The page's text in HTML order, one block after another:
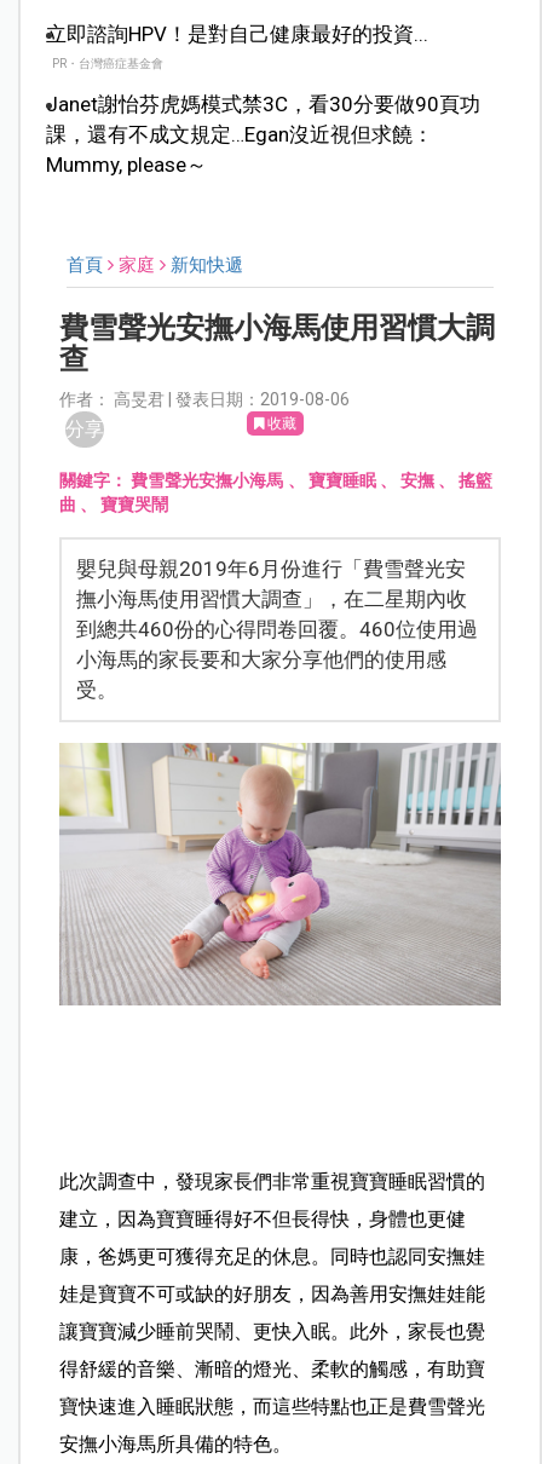
立即諮詢HPV！是對自己健康最好的投資...
PR・台灣癌症基金會
Janet謝怡芬虎媽模式禁3C，看30分要做90頁功
課，還有不成文規定…Egan沒近視但求饒：
Mummy, please～
首頁 家庭 新知快遞
費雪聲光安撫小海馬使用習慣大調
查
作者： 高旻君 | 發表日期：2019-08-06
分享 收藏
關鍵字：費雪聲光安撫小海馬 、 寶寶睡眠、 安撫、 搖籃
曲 、寶寶哭鬧
嬰兒與母親2019年6月份進行「費雪聲光安
撫小海馬使用習慣大調查」，在二星期內收
到總共460份的心得問卷回覆。460位使用過
小海馬的家長要和大家分享他們的使用感
受。
此次調查中，發現家長們非常重視寶寶睡眠習慣的
建立，因為寶寶睡得好不但長得快，身體也更健
康，爸媽更可獲得充足的休息。同時也認同安撫娃
娃是寶寶不可或缺的好朋友，因為善用安撫娃娃能
讓寶寶減少睡前哭鬧、更快入眠。此外，家長也覺
得舒緩的音樂、漸暗的燈光、柔軟的觸感，有助寶
寶快速進入睡眠狀態，而這些特點也正是費雪聲光
安撫小海馬所具備的特色。